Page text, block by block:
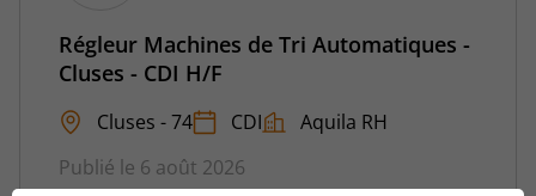
Régleur Machines de Tri Automatiques -
Cluses - CDI H/F
Cluses - 74 CDI
Aquila RH
Publié le 6 août 2026